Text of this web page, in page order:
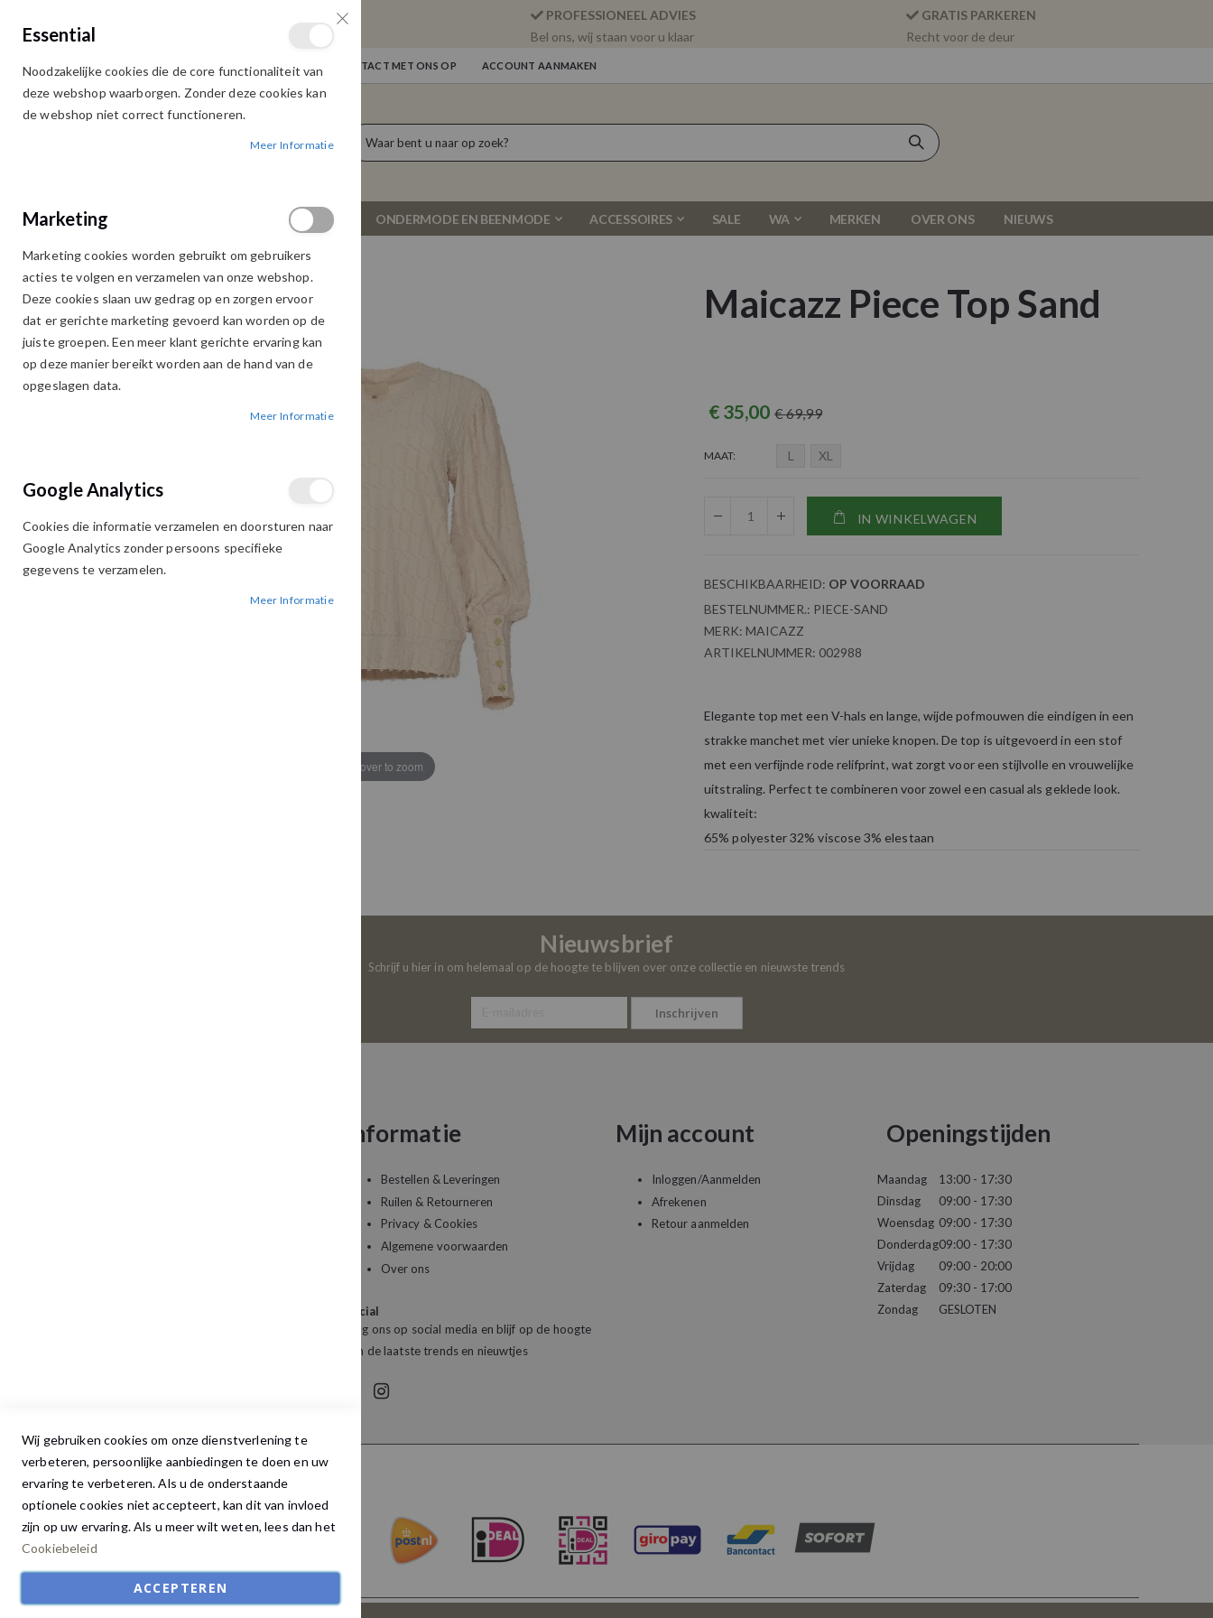
PROFESSIONEEL ADVIES
Bel ons, wij staan voor u klaar
GRATIS PARKEREN
Recht voor de deur
Ga
naar
de
WELKOM NIEUWS INLOGGEN NEEM CONTACT MET ONS OP ACCOUNT AANMAKEN
Cart
DAMESKLEDING ONDERMODE EN BEENMODE ACCESSOIRES SALE WA MERKEN OVER ONS NIEUWS
MAICAZZ PIECE TOP SAND
Ga
naar
einde
Ga
naar
begin
Hover to zoom
Maicazz Piece Top Sand
€ 35,00 € 69,99
MAAT L XL
IN WINKELWAGEN
BESCHIKBAARHEID: OP VOORRAAD
BESTELNUMMER.: PIECE-SAND
MERK: MAICAZZ
ARTIKELNUMMER: 002988
Elegante top met een V-hals en lange, wijde pofmouwen die eindigen in een
strakke manchet met vier unieke knopen. De top is uitgevoerd in een stof
met een verfijnde rode relifprint, wat zorgt voor een stijlvolle en vrouwelijke
uitstraling. Perfect te combineren voor zowel een casual als geklede look.
kwaliteit:
65% polyester 32% viscose 3% elestaan
Nieuwsbrief
Schrijf u hier in om helemaal op de hoogte te blijven over onze collectie en nieuwste trends
Inschrijven
Informatie
Bestellen & Leveringen
Ruilen & Retourneren
Privacy & Cookies
Algemene voorwaarden
Over ons
Social
Volg ons op social media en blijf op de hoogte
van de laatste trends en nieuwtjes
Mijn account
Inloggen/Aanmelden
Afrekenen
Retour aanmelden
Openingstijden
Maandag
Dinsdag
Woensdag
Donderdag
Vrijdag
Zaterdag
Zondag
13:00 - 17:30
09:00 - 17:30
09:00 - 17:30
09:00 - 17:30
09:00 - 20:00
09:30 - 17:00
GESLOTEN
Essential
Noodzakelijke cookies die de core functionaliteit van
deze webshop waarborgen. Zonder deze cookies kan
de webshop niet correct functioneren.
Meer Informatie
Marketing
Marketing cookies worden gebruikt om gebruikers
acties te volgen en verzamelen van onze webshop.
Deze cookies slaan uw gedrag op en zorgen ervoor
dat er gerichte marketing gevoerd kan worden op de
juiste groepen. Een meer klant gerichte ervaring kan
op deze manier bereikt worden aan de hand van de
opgeslagen data.
Meer Informatie
Google Analytics
Cookies die informatie verzamelen en doorsturen naar
Google Analytics zonder persoons specifieke
gegevens te verzamelen.
Meer Informatie
Wij gebruiken cookies om onze dienstverlening te
verbeteren, persoonlijke aanbiedingen te doen en uw
ervaring te verbeteren. Als u de onderstaande
optionele cookies niet accepteert, kan dit van invloed
zijn op uw ervaring. Als u meer wilt weten, lees dan het
Cookiebeleid
ACCEPTEREN